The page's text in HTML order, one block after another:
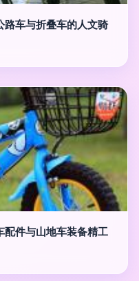
路车与折叠车的人文骑
配件与山地车装备精工